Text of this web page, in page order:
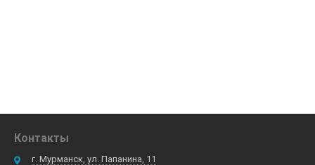
Контакты
г. Мурманск, ул. Папанина, 11